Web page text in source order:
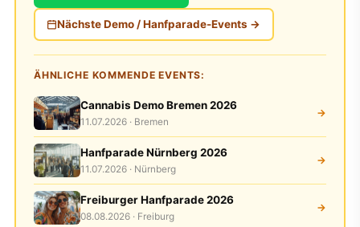
Nächste Demo / Hanfparade-Events →
ÄHNLICHE KOMMENDE EVENTS:
Cannabis Demo Bremen 2026
11.07.2026 · Bremen
→
Hanfparade Nürnberg 2026
11.07.2026 · Nürnberg
→
Freiburger Hanfparade 2026
08.08.2026 · Freiburg
→